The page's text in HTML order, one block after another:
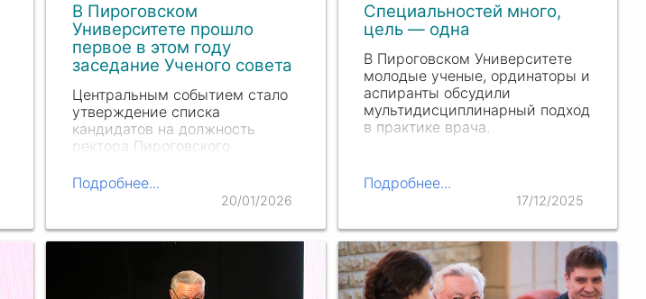
В Пироговском
Университете прошло
первое в этом году
заседание Ученого совета
Центральным событием стало
утверждение списка
кандидатов на должность
ректора Пироговского
рассмотрение Ученого совета
были предложены следующие
ректор Пироговского
Серге…
Подробнее...
20/01/2026
Специальностей много,
цель — одна
В Пироговском Университете
молодые ученые, ординаторы и
аспиранты обсудили
мультидисциплинарный подход
в практике врача.
Подробнее...
17/12/2025